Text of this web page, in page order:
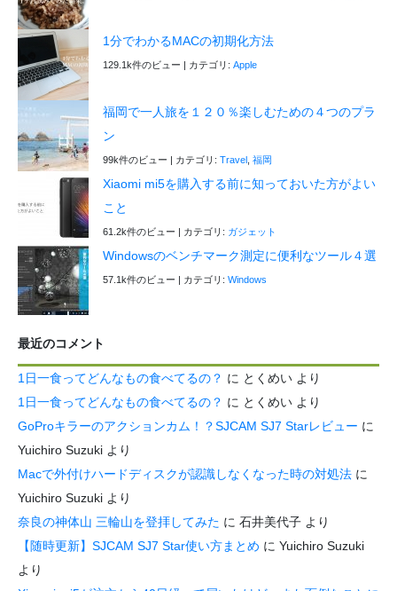
1分でわかるMACの初期化方法
129.1k件のビュー | カテゴリ: Apple
福岡で一人旅を１２０％楽しむための４つのプラ
ン
99k件のビュー | カテゴリ: Travel 福岡
Xiaomi mi5を購入する前に知っておいた方がよい
こと
61.2k件のビュー | カテゴリ: ガジェット
Windowsのベンチマーク測定に便利なツール４選
57.1k件のビュー | カテゴリ: Windows
最近のコメント
1日一食ってどんなもの食べてるの？ に とくめい より
1日一食ってどんなもの食べてるの？ に とくめい より
GoProキラーのアクションカム！？SJCAM SJ7 Starレビュー に
Yuichiro Suzuki より
Macで外付けハードディスクが認識しなくなった時の対処法 に
Yuichiro Suzuki より
奈良の神体山 三輪山を登拝してみた に 石井美代子 より
【随時更新】SJCAM SJ7 Star使い方まとめ に Yuichiro Suzuki
より